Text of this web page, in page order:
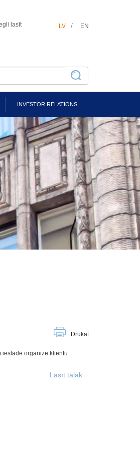
lasīt LV EN
INVESTOR RELATIONS
Drukāt
iestāde organizē klientu
Lasīt tālāk